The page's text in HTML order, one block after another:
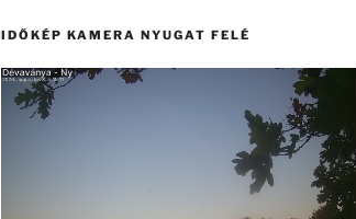
IDŐKÉP KAMERA NYUGAT FELÉ